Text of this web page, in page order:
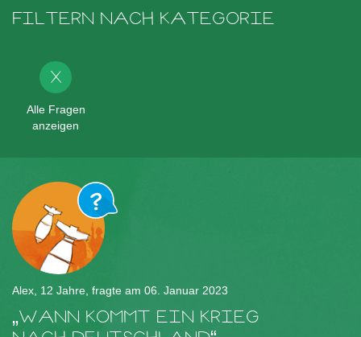
FILTERN NACH KATEGORIE
Alle Fragen
anzeigen
Alex, 12 Jahre, fragte am 06. Januar 2023
WANN KOMMT EIN KRIEG